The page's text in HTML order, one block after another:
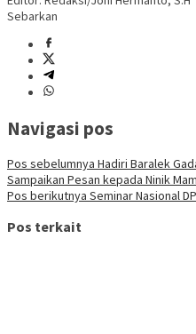
Sebarkan
Navigasi pos
Pos sebelumnya Hadiri Baralek
Sampaikan Pesan kepada Ninik
Pos berikutnya Seminar Nasional
Pos terkait